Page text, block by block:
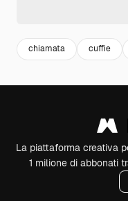
chiamata cuffie
La piattaforma creativa
1 milione di abbonati